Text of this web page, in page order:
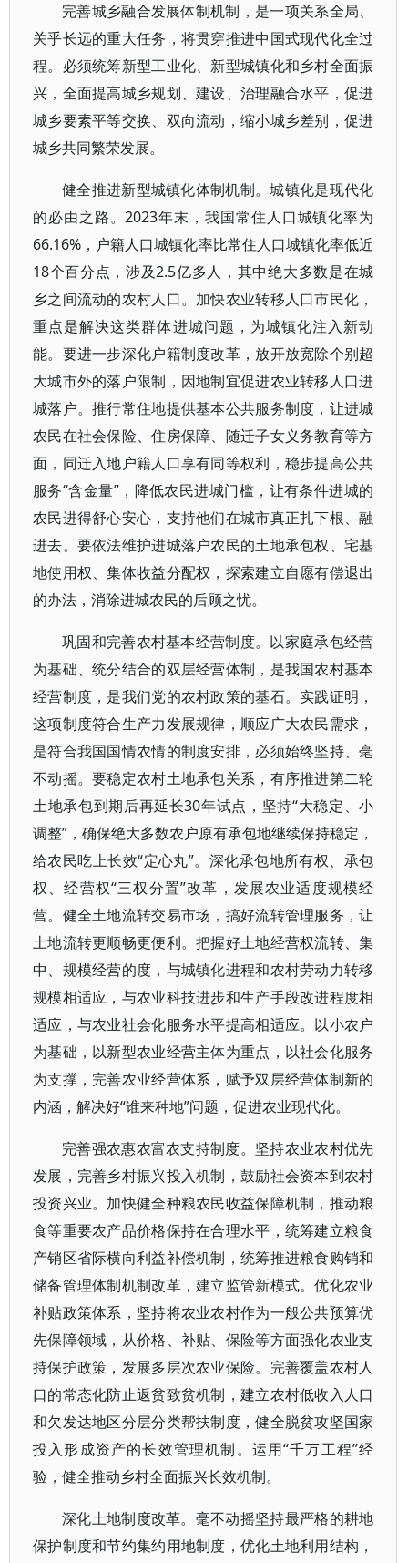
完善城乡融合发展体制机制，是一项关系全局、
关乎长远的重大任务，将贯穿推进中国式现代化全过
程。必须统筹新型工业化、新型城镇化和乡村全面振
兴，全面提高城乡规划、建设、治理融合水平，促进
城乡要素平等交换、双向流动，缩小城乡差别，促进
城乡共同繁荣发展。
健全推进新型城镇化体制机制。城镇化是现代化
的必由之路。2023年末，我国常住人口城镇化率为
66.16%，户籍人口城镇化率比常住人口城镇化率低近
18个百分点，涉及2.5亿多人，其中绝大多数是在城
乡之间流动的农村人口。加快农业转移人口市民化，
重点是解决这类群体进城问题，为城镇化注入新动
能。要进一步深化户籍制度改革，放开放宽除个别超
大城市外的落户限制，因地制宜促进农业转移人口进
城落户。推行常住地提供基本公共服务制度，让进城
农民在社会保险、住房保障、随迁子女义务教育等方
面，同迁入地户籍人口享有同等权利，稳步提高公共
服务“含金量”，降低农民进城门槛，让有条件进城的
农民进得舒心安心，支持他们在城市真正扎下根、融
进去。要依法维护进城落户农民的土地承包权、宅基
地使用权、集体收益分配权，探索建立自愿有偿退出
的办法，消除进城农民的后顾之忧。
巩固和完善农村基本经营制度。以家庭承包经营
为基础、统分结合的双层经营体制，是我国农村基本
经营制度，是我们党的农村政策的基石。实践证明，
这项制度符合生产力发展规律，顺应广大农民需求，
是符合我国国情农情的制度安排，必须始终坚持、毫
不动摇。要稳定农村土地承包关系，有序推进第二轮
土地承包到期后再延长30年试点，坚持“大稳定、小
调整”，确保绝大多数农户原有承包地继续保持稳定，
给农民吃上长效“定心丸”。深化承包地所有权、承包
权、经营权“三权分置”改革，发展农业适度规模经
营。健全土地流转交易市场，搞好流转管理服务，让
土地流转更顺畅更便利。把握好土地经营权流转、集
中、规模经营的度，与城镇化进程和农村劳动力转移
规模相适应，与农业科技进步和生产手段改进程度相
适应，与农业社会化服务水平提高相适应。以小农户
为基础，以新型农业经营主体为重点，以社会化服务
为支撑，完善农业经营体系，赋予双层经营体制新的
内涵，解决好“谁来种地”问题，促进农业现代化。
完善强农惠农富农支持制度。坚持农业农村优先
发展，完善乡村振兴投入机制，鼓励社会资本到农村
投资兴业。加快健全种粮农民收益保障机制，推动粮
食等重要农产品价格保持在合理水平，统筹建立粮食
产销区省际横向利益补偿机制，统筹推进粮食购销和
储备管理体制机制改革，建立监管新模式。优化农业
补贴政策体系，坚持将农业农村作为一般公共预算优
先保障领域，从价格、补贴、保险等方面强化农业支
持保护政策，发展多层次农业保险。完善覆盖农村人
口的常态化防止返贫致贫机制，建立农村低收入人口
和欠发达地区分层分类帮扶制度，健全脱贫攻坚国家
投入形成资产的长效管理机制。运用“千万工程”经
验，健全推动乡村全面振兴长效机制。
深化土地制度改革。毫不动摇坚持最严格的耕地
保护制度和节约集约用地制度，优化土地利用结构，